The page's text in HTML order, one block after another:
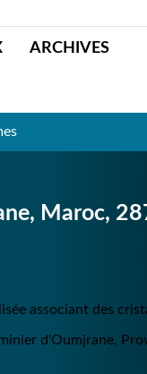
ARCHIVES
Maroc,
associant des
d'Oumjrane,